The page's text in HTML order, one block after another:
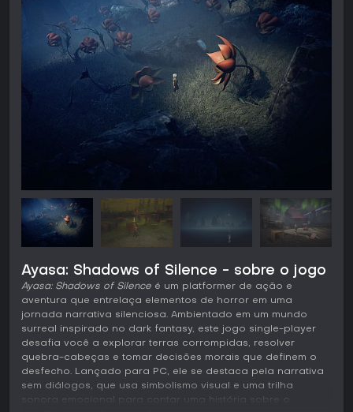
Ayasa: Shadows of Silence - sobre o jogo
Ayasa: Shadows of Silence é um platformer de ação e
aventura que entrelaça elementos de horror em uma
jornada narrativa silenciosa. Ambientado em um mundo
surreal inspirado no dark fantasy, este jogo single-player
desafia você a explorar terras corrompidas, resolver
quebra-cabeças e tomar decisões morais que definem o
desfecho. Lançado para PC, ele se destaca pela narrativa
sem diálogos, que usa simbolismo visual e uma trilha
sonora emocional para contar uma história sobre o